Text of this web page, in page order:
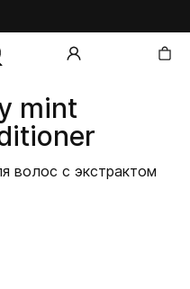
mint
волос с экстрактом